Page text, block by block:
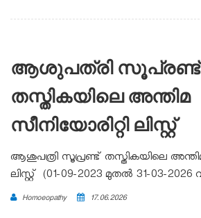
ആശുപത്രി സൂപ്രണ്ട്
തസ്തികയിലെ അന്തിമ
സീനിയോരിറ്റി ലിസ്റ്റ്
ആശുപത്രി സൂപ്രണ്ട് തസ്തികയിലെ അന്തിമ
ലിസ്റ്റ് (01-09-2023 മുതൽ 31-03-2026
Homoeopathy 17.06.2026